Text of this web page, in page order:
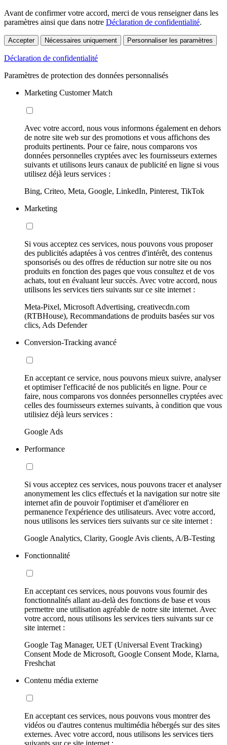
Avant de confirmer votre accord, merci de vous renseigner dans les
paramètres ainsi que dans notre Déclaration de confidentialité.
Accepter Nécessaires uniquement Personnaliser les paramètres
Déclaration de confidentialité
Paramètres de protection des données personnalisés
Marketing Customer Match
Avec votre accord, nous vous informons également en dehors
de notre site web sur des promotions et vous affichons des
produits pertinents. Pour ce faire, nous comparons vos
données personnelles cryptées avec les fournisseurs externes
suivants et utilisons leurs canaux de publicité en ligne si vous
utilisez déjà leurs services :
Bing, Criteo, Meta, Google, LinkedIn, Pinterest, TikTok
Marketing
Si vous acceptez ces services, nous pouvons vous proposer
des publicités adaptées à vos centres d'intérêt, des contenus
sponsorisés ou des offres de réduction sur notre site ou nos
produits en fonction des pages que vous consultez et de vos
achats, tout en évaluant leur succès. Avec votre accord, nous
utilisons les services tiers suivants sur ce site internet :
Meta-Pixel, Microsoft Advertising, creativecdn.com
(RTBHouse), Recommandations de produits basées sur vos
clics, Ads Defender
Conversion-Tracking avancé
En acceptant ce service, nous pouvons mieux suivre, analyser
et optimiser l'efficacité de nos publicités en ligne. Pour ce
faire, nous comparons vos données personnelles cryptées avec
celles des fournisseurs externes suivants, à condition que vous
utilisiez déjà leurs services :
Google Ads
Performance
Si vous acceptez ces services, nous pouvons tracer et analyser
anonymement les clics effectués et la navigation sur notre site
internet afin de pouvoir l'optimiser et d'améliorer en
permanence l'expérience des utilisateurs. Avec votre accord,
nous utilisons les services tiers suivants sur ce site internet :
Google Analytics, Clarity, Google Avis clients, A/B-Testing
Fonctionnalité
En acceptant ces services, nous pouvons vous fournir des
fonctionnalités allant au-delà des fonctions de base et vous
permettre une utilisation agréable de notre site internet. Avec
votre accord, nous utilisons les services tiers suivants sur ce
site internet :
Google Tag Manager, UET (Universal Event Tracking)
Consent Mode de Microsoft, Google Consent Mode, Klarna,
Freshchat
Contenu média externe
En acceptant ces services, nous pouvons vous montrer des
vidéos ou d'autres contenus multimédia hébergés sur des sites
externes. Avec votre accord, nous utilisons les services tiers